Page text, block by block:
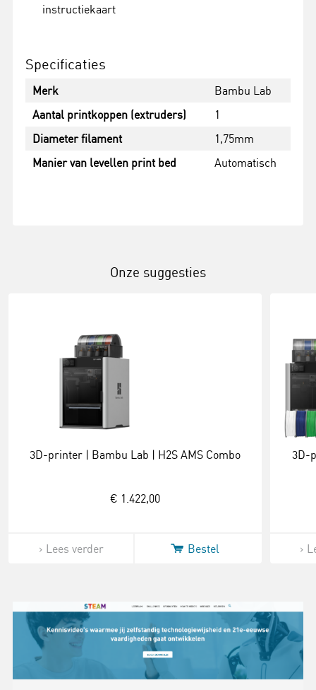
instructiekaart
Specificaties
Merk
Bambu Lab
Aantal printkoppen (extruders)
1
Diameter filament
1,75mm
Manier van levellen print bed
Automatisch
Onze suggesties
3D-printer | Bambu Lab | H2S AMS Combo
€ 1.422,00
Lees verder Bestel
3D-